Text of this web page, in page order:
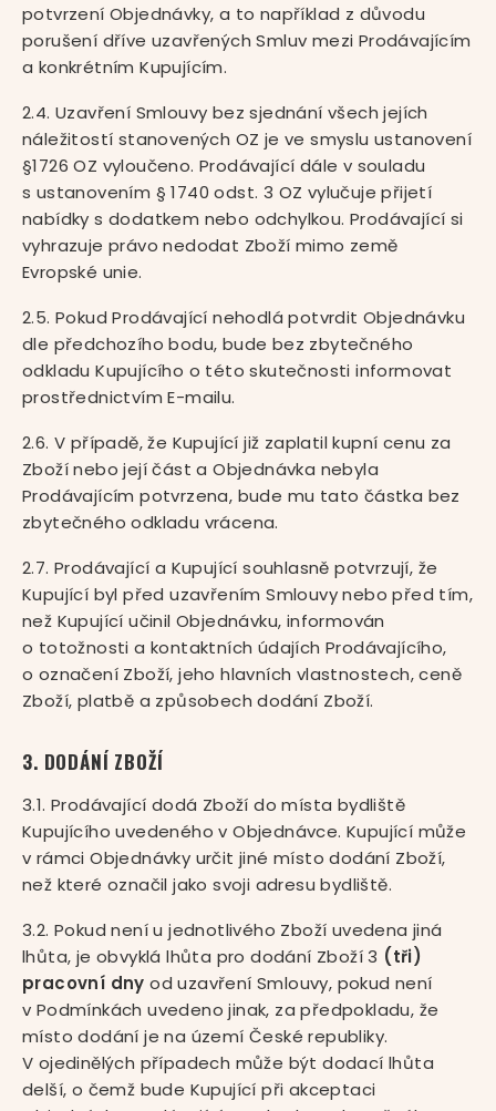
potvrzení Objednávky, a to například z důvodu
porušení dříve uzavřených Smluv mezi Prodávajícím
a konkrétním Kupujícím.
2.4. Uzavření Smlouvy bez sjednání všech jejích
náležitostí stanovených OZ je ve smyslu ustanovení
§1726 OZ vyloučeno. Prodávající dále v souladu
s ustanovením § 1740 odst. 3 OZ vylučuje přijetí
nabídky s dodatkem nebo odchylkou. Prodávající si
vyhrazuje právo nedodat Zboží mimo země
Evropské unie.
2.5. Pokud Prodávající nehodlá potvrdit Objednávku
dle předchozího bodu, bude bez zbytečného
odkladu Kupujícího o této skutečnosti informovat
prostřednictvím E-mailu.
2.6. V případě, že Kupující již zaplatil kupní cenu za
Zboží nebo její část a Objednávka nebyla
Prodávajícím potvrzena, bude mu tato částka bez
zbytečného odkladu vrácena.
2.7. Prodávající a Kupující souhlasně potvrzují, že
Kupující byl před uzavřením Smlouvy nebo před tím,
než Kupující učinil Objednávku, informován
o totožnosti a kontaktních údajích Prodávajícího,
o označení Zboží, jeho hlavních vlastnostech, ceně
Zboží, platbě a způsobech dodání Zboží.
3. DODÁNÍ ZBOŽÍ
3.1. Prodávající dodá Zboží do místa bydliště
Kupujícího uvedeného v Objednávce. Kupující může
v rámci Objednávky určit jiné místo dodání Zboží,
než které označil jako svoji adresu bydliště.
3.2. Pokud není u jednotlivého Zboží uvedena jiná
lhůta, je obvyklá lhůta pro dodání Zboží 3 (tři)
pracovní dny od uzavření Smlouvy, pokud není
v Podmínkách uvedeno jinak, za předpokladu, že
místo dodání je na území České republiky.
V ojedinělých případech může být dodací lhůta
delší, o čemž bude Kupující při akceptaci